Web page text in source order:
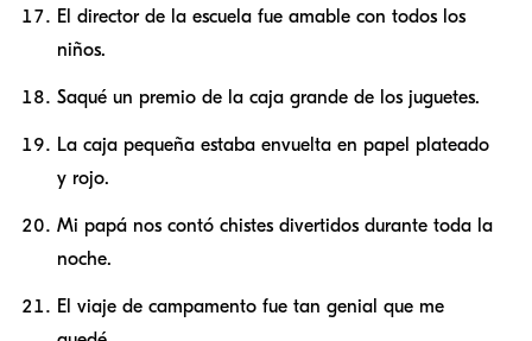
El director de la escuela fue amable con todos los
niños.
Saqué un premio de la caja grande de los juguetes.
La caja pequeña estaba envuelta en papel plateado
y rojo.
Mi papá nos contó chistes divertidos durante toda la
noche.
El viaje de campamento fue tan genial que me